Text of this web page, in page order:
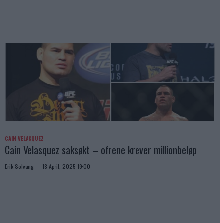
CAIN VELASQUEZ
Cain Velasquez saksøkt – ofrene krever millionbeløp
Erik Solvang 18 April, 2025 19:00